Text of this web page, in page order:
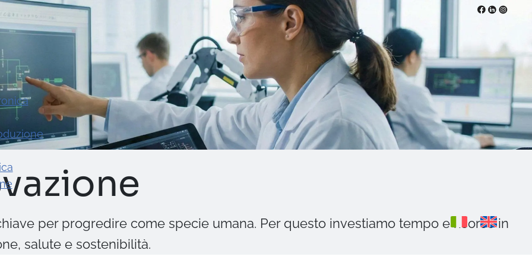
per progredire come specie umana. Per questo investiamo tempo e risorse in
salute e sostenibilità.